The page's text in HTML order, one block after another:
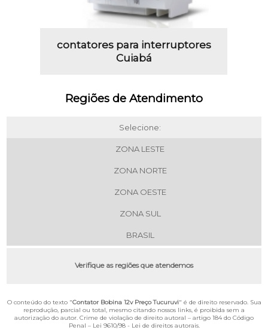
contatores para interruptores
Cuiabá
Regiões de Atendimento
Selecione:
ZONA LESTE
ZONA NORTE
ZONA OESTE
ZONA SUL
BRASIL
Verifique as regiões que atendemos
O conteúdo do texto "Contator Bobina 12v Preço Tucuruvi" é de direito reservado. Sua
reprodução, parcial ou total, mesmo citando nossos links, é proibida sem a
autorização do autor. Crime de violação de direito autoral – artigo 184 do Código
Penal – Lei 9610/98 - Lei de direitos autorais.